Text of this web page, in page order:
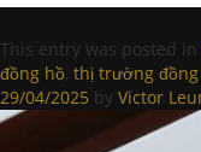
This entry was posted in
đồng hồ, thị trường đồng
29/04/2025 by Victor